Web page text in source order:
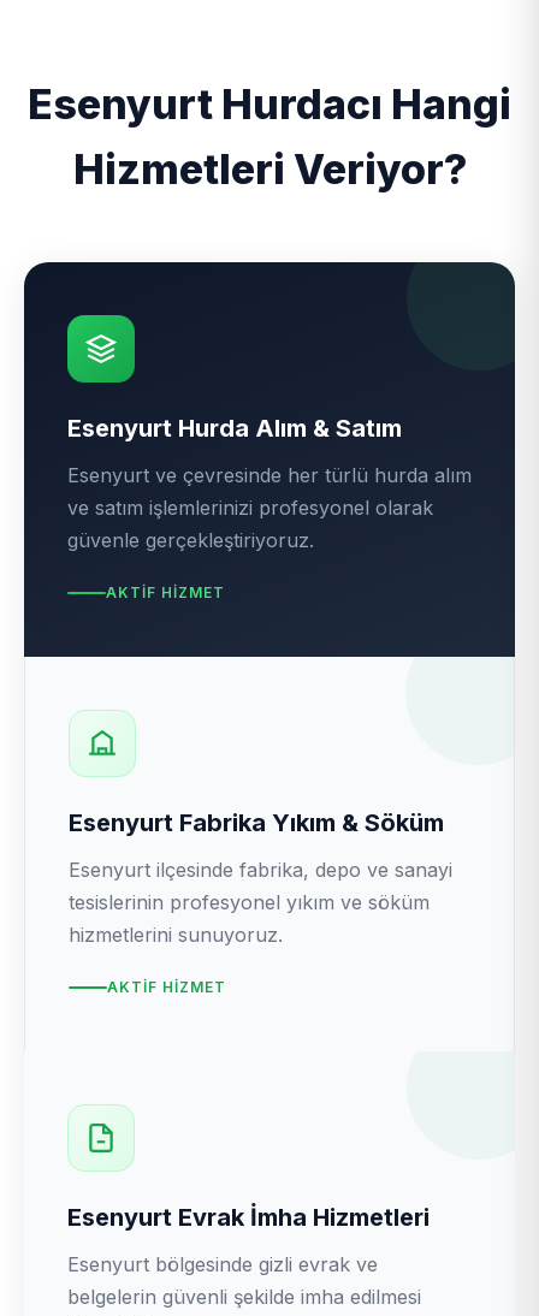
Esenyurt Hurdacı Hangi
Hizmetleri Veriyor?
Esenyurt Hurda Alım & Satım
Esenyurt ve çevresinde her türlü hurda alım
ve satım işlemlerinizi profesyonel olarak
güvenle gerçekleştiriyoruz.
AKTIF HIZMET
Esenyurt Fabrika Yıkım & Söküm
Esenyurt ilçesinde fabrika, depo ve sanayi
tesislerinin profesyonel yıkım ve söküm
hizmetlerini sunuyoruz.
AKTIF HIZMET
Esenyurt Evrak İmha Hizmetleri
Esenyurt bölgesinde gizli evrak ve
belgelerin güvenli şekilde imha edilmesi